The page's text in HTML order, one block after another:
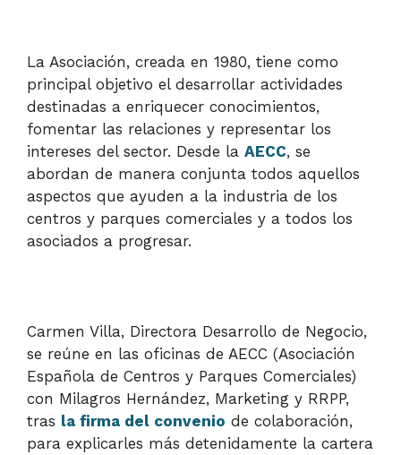
La Asociación, creada en 1980, tiene como
principal objetivo el desarrollar actividades
destinadas a enriquecer conocimientos,
fomentar las relaciones y representar los
intereses del sector. Desde la AECC, se
abordan de manera conjunta todos aquellos
aspectos que ayuden a la industria de los
centros y parques comerciales y a todos los
asociados a progresar.
Carmen Villa, Directora Desarrollo de Negocio,
se reúne en las oficinas de AECC (Asociación
Española de Centros y Parques Comerciales)
con Milagros Hernández, Marketing y RRPP,
tras la firma del convenio de colaboración,
para explicarles más detenidamente la cartera